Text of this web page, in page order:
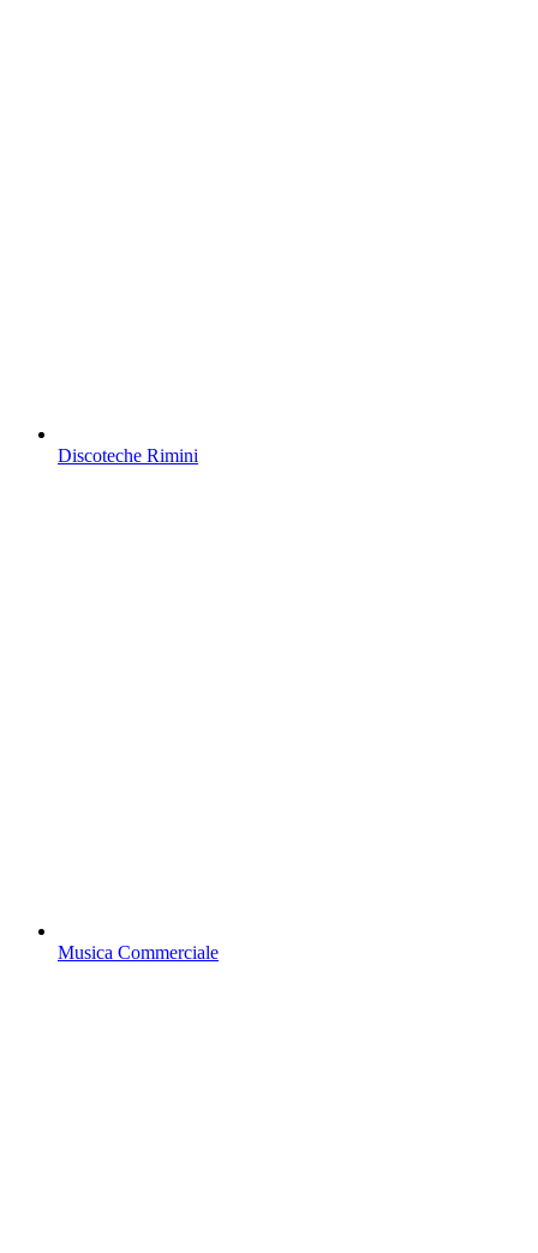
Discoteche Rimini
Musica Commerciale